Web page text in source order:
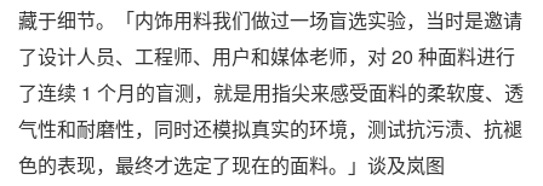
藏于细节。「内饰用料我们做过一场盲选实验，当时是邀请
了设计人员、工程师、用户和媒体老师，对 20 种面料进行
了连续 1 个月的盲测，就是用指尖来感受面料的柔软度、透
气性和耐磨性，同时还模拟真实的环境，测试抗污渍、抗褪
色的表现，最终才选定了现在的面料。」谈及岚图